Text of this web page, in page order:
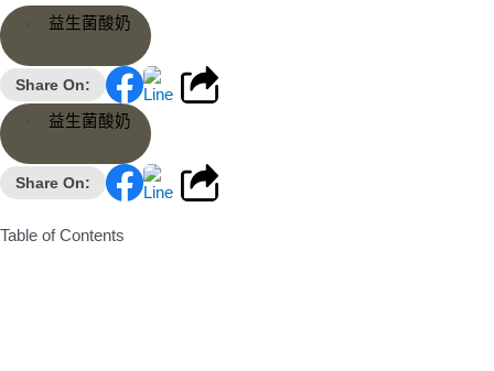
益生菌酸奶
Share On:
益生菌酸奶
Share On:
Table of Contents